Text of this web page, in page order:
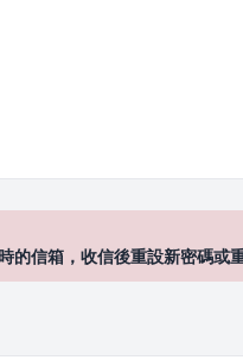
信箱，收信後重設新密碼或重